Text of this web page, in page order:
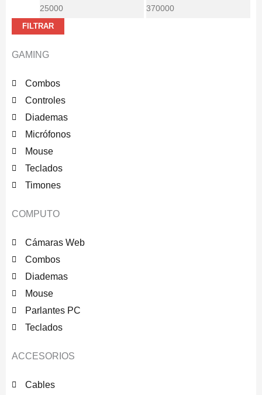
mínimo máximo
FILTRAR
GAMING
Combos
Controles
Diademas
Micrófonos
Mouse
Teclados
Timones
COMPUTO
Cámaras Web
Combos
Diademas
Mouse
Parlantes PC
Teclados
ACCESORIOS
Cables